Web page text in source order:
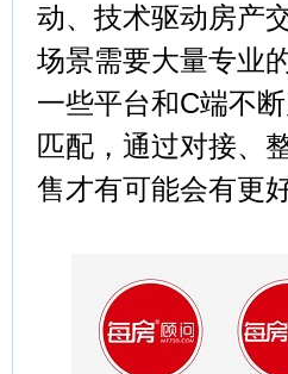
动、技术驱动房产
场景需要大量专业
一些平台和C端不
匹配，通过对接、
售才有可能会有更